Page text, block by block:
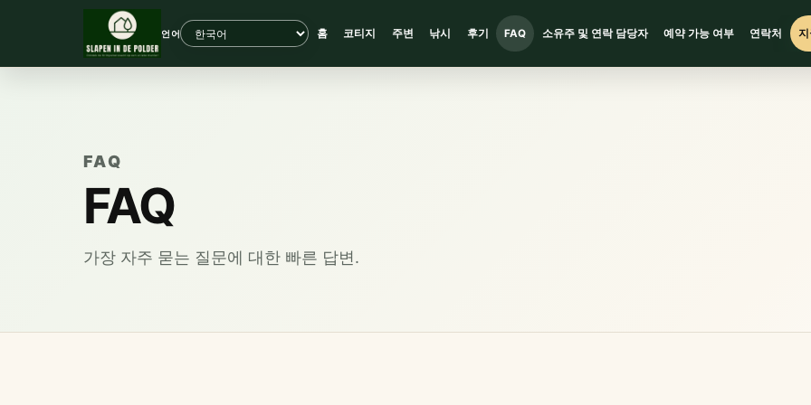
언어 홈 코티지 주변 낚시 후기 FAQ 소유주 및 연락 담당자 예약 가능 여부 연락처
FAQ
FAQ
가장 자주 묻는 질문에 대한 빠른 답변.